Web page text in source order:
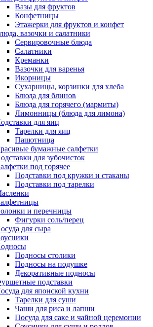
Вазы для фруктов
Конфетницы
Этажерки для фруктов и конфет
вазочки и салатники
Сервировочные блюда
Салатники
Креманки
Вазочки для варенья
Икорницы
Сухарницы, корзинки для хлеба
Блюда для блинов
Блюда для горячего (мармиты)
Лимонницы (блюда для лимона)
для яиц
Тарелки для яиц
Пашотница
бумажные салфетки
для зубочисток
под горячее
Подставки под кружки и стаканы
Подставки под тарелки
и перечницы
Фигурки соль/перец
для сыра
Подносы столики
Подносы на подушке
Декоративные подносы
подставки
для японской кухни
Тарелки для суши
Чаши для риса и лапши
Посуда для саке и чайной церемонии